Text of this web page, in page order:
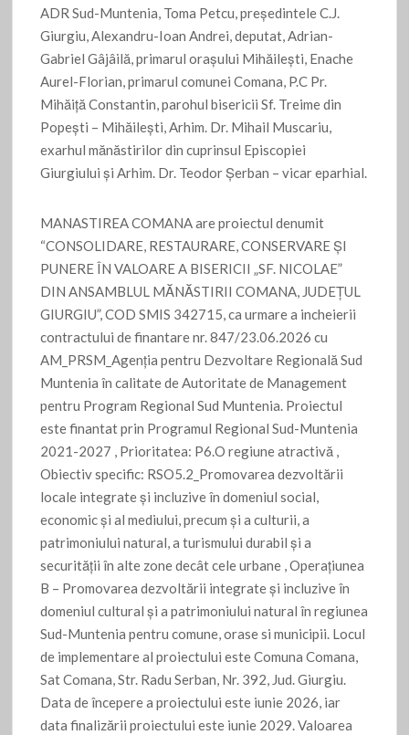
ADR Sud-Muntenia, Toma Petcu, președintele C.J.
Giurgiu, Alexandru-Ioan Andrei, deputat, Adrian-
Gabriel Gâjâilă, primarul orașului Mihăilești, Enache
Aurel-Florian, primarul comunei Comana, P.C Pr.
Mihăiță Constantin, parohul bisericii Sf. Treime din
Popești – Mihăilești, Arhim. Dr. Mihail Muscariu,
exarhul mănăstirilor din cuprinsul Episcopiei
Giurgiului și Arhim. Dr. Teodor Șerban – vicar eparhial.
MANASTIREA COMANA are proiectul denumit
“CONSOLIDARE, RESTAURARE, CONSERVARE ȘI
PUNERE ÎN VALOARE A BISERICII „SF. NICOLAE”
DIN ANSAMBLUL MĂNĂSTIRII COMANA, JUDEȚUL
GIURGIU”, COD SMIS 342715, ca urmare a incheierii
contractului de finantare nr. 847/23.06.2026 cu
AM_PRSM_Agenția pentru Dezvoltare Regională Sud
Muntenia în calitate de Autoritate de Management
pentru Program Regional Sud Muntenia. Proiectul
este finantat prin Programul Regional Sud-Muntenia
2021-2027 , Prioritatea: P6.O regiune atractivă ,
Obiectiv specific: RSO5.2_Promovarea dezvoltării
locale integrate și incluzive în domeniul social,
economic și al mediului, precum și a culturii, a
patrimoniului natural, a turismului durabil și a
securității în alte zone decât cele urbane , Operaţiunea
B – Promovarea dezvoltării integrate și incluzive în
domeniul cultural și a patrimoniului natural în regiunea
Sud-Muntenia pentru comune, orase si municipii. Locul
de implementare al proiectului este Comuna Comana,
Sat Comana, Str. Radu Serban, Nr. 392, Jud. Giurgiu.
Data de începere a proiectului este iunie 2026, iar
data finalizării proiectului este iunie 2029. Valoarea